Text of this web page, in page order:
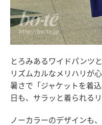
とろみあるワイドパンツ
リズムカルなメリハリが
暑さで「ジャケットを着
日も、サラッと着られる
ノーカラーのデザインも